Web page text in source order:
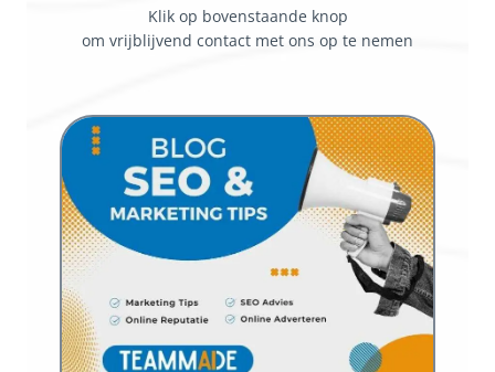
Klik op bovenstaande knop
om vrijblijvend contact met ons op te nemen